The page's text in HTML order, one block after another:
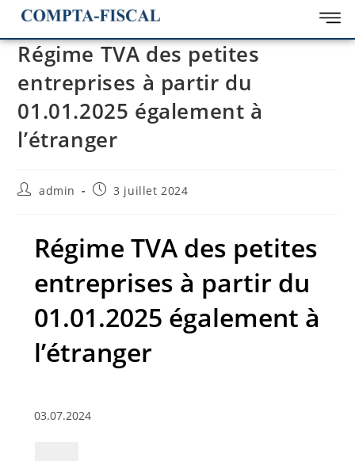
Régime TVA des petites
entreprises à partir du
01.01.2025 également à
l’étranger
admin 3 juillet 2024
Régime TVA des petites
entreprises à partir du
01.01.2025 également à
l’étranger
03.07.2024